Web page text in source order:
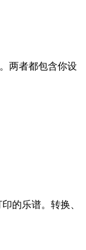
两者都包含你设
的乐谱。转换、